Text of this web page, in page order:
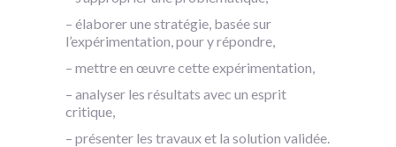
– élaborer une stratégie, basée sur
l’expérimentation, pour y répondre,
– mettre en œuvre cette expérimentation,
– analyser les résultats avec un esprit
critique,
– présenter les travaux et la solution validée.